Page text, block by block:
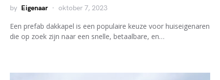
by Eigenaar oktober 7, 2023
Een prefab dakkapel is een populaire keuze voor huiseigenaren
die op zoek zijn naar een snelle, betaalbare, en…